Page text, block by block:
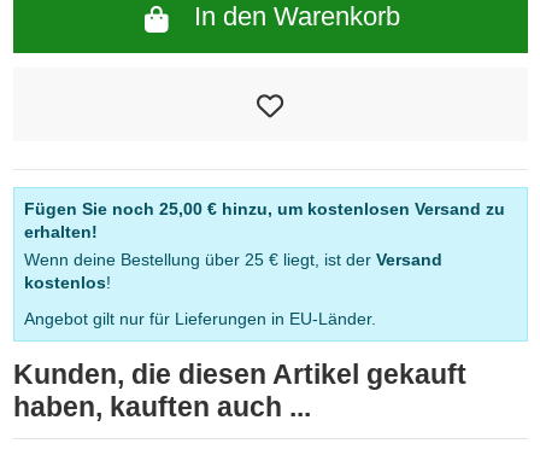
In den Warenkorb
Fügen Sie noch 25,00 €hinzu, um kostenlosen Versand zu
erhalten!
Wenn deine Bestellung über 25 € liegt, ist der Versand
kostenlos!
Angebot gilt nur für Lieferungen in EU-Länder.
Kunden, die diesen Artikel gekauft
haben, kauften auch ...